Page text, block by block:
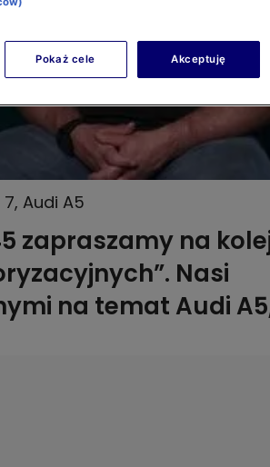
Audi A5
zapraszamy na
Nasi
na temat Audi
Pokaż cele Akceptuję